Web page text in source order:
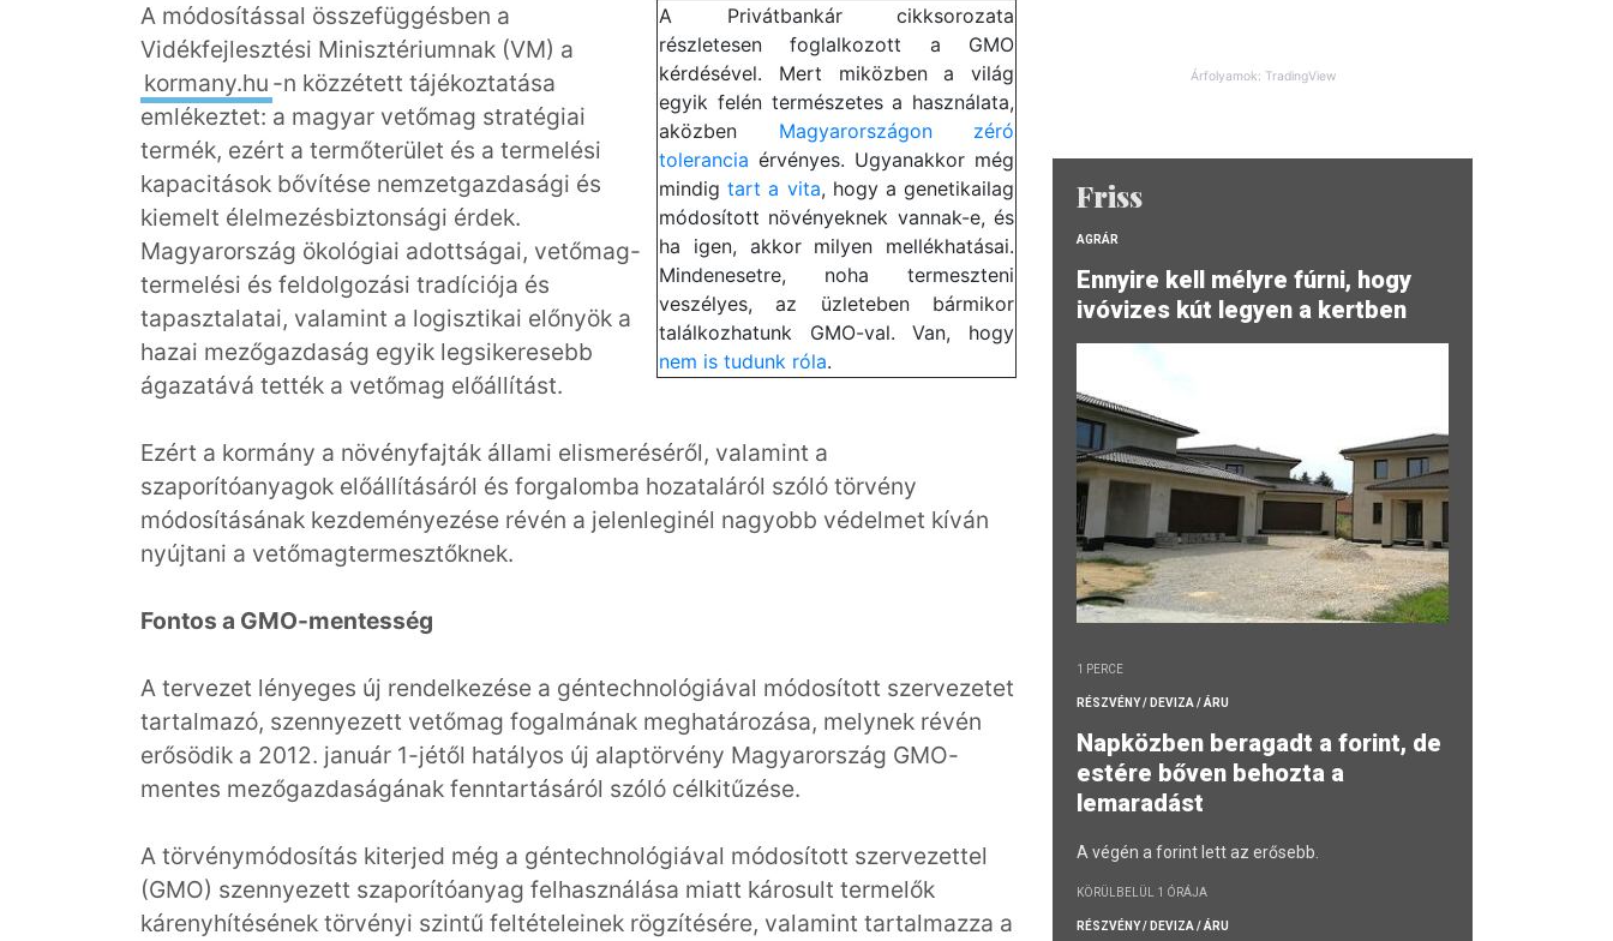
A Privátbankár cikksorozata
részletesen foglalkozott a GMO
kérdésével. Mert miközben a világ
egyik felén természetes a használata,
aközben Magyarországon zéró
tolerancia érvényes. Ugyanakkor még
mindigtart a vita, hogy a genetikailag
módosított növényeknek vannak-e, és
ha igen, akkor milyen mellékhatásai.
Mindenesetre, noha termeszteni
veszélyes, az üzleteben bármikor
találkozhatunk GMO-val. Van, hogy
nem is tudunk róla.
A módosítással összefüggésben a
Vidékfejlesztési Minisztériumnak (VM) a
kormany.hu -n közzétett tájékoztatása
emlékeztet: a magyar vetőmag stratégiai
termék, ezért a termőterület és a termelési
kapacitások bővítése nemzetgazdasági és
kiemelt élelmezésbiztonsági érdek.
Magyarország ökológiai adottságai, vetőmag-
termelési és feldolgozási tradíciója és
tapasztalatai, valamint a logisztikai előnyök a
hazai mezőgazdaság egyik legsikeresebb
ágazatává tették a vetőmag előállítást.
Ezért a kormány a növényfajták állami elismeréséről, valamint a
szaporítóanyagok előállításáról és forgalomba hozataláról szóló törvény
módosításának kezdeményezése révén a jelenleginél nagyobb védelmet kíván
nyújtani a vetőmagtermesztőknek.
Fontos a GMO-mentesség
A tervezet lényeges új rendelkezése a géntechnológiával módosított szervezetet
tartalmazó, szennyezett vetőmag fogalmának meghatározása, melynek révén
erősödik a 2012. január 1-jétől hatályos új alaptörvény Magyarország GMO-
mentes mezőgazdaságának fenntartásáról szóló célkitűzése.
A törvénymódosítás kiterjed még a géntechnológiával módosított szervezettel
(GMO) szennyezett szaporítóanyag felhasználása miatt károsult termelők
kárenyhítésének törvényi szintű feltételeinek rögzítésére, valamint tartalmazza a
Árfolyamok: TradingView
Friss
AGRÁR
Ennyire kell mélyre fúrni, hogy
ivóvizes kút legyen a kertben
1 PERCE
RÉSZVÉNY / DEVIZA / ÁRU
Napközben beragadt a forint, de
estére bőven behozta a
lemaradást
A végén a forint lett az erősebb.
KÖRÜLBELÜL 1 ÓRÁJA
RÉSZVÉNY / DEVIZA / ÁRU